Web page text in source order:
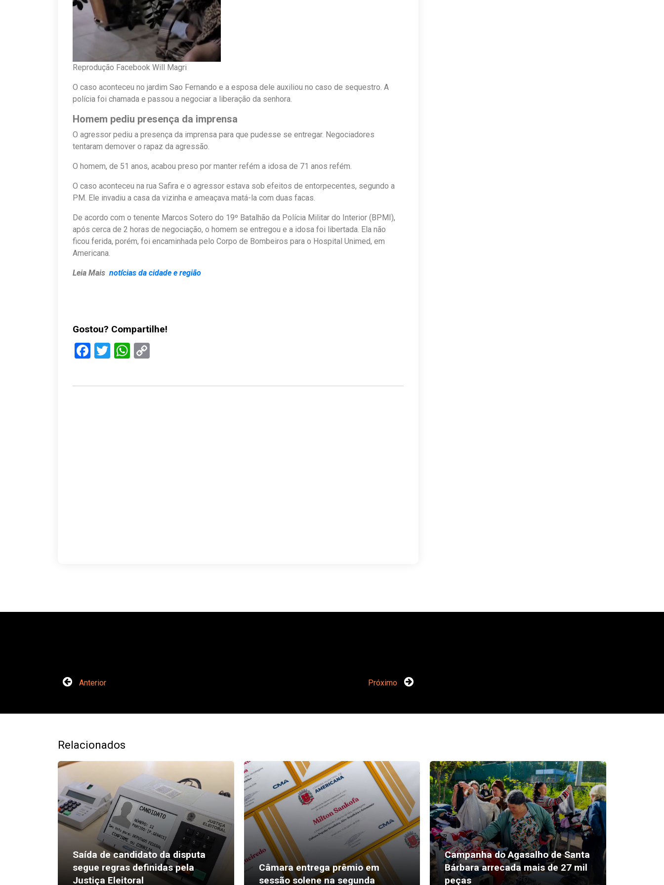
Reprodução Facebook Will Magri
O caso aconteceu no jardim Sao Fernando e a esposa dele auxiliou no caso de sequestro. A
polícia foi chamada e passou a negociar a liberação da senhora.
Homem pediu presença da imprensa
O agressor pediu a presença da imprensa para que pudesse se entregar. Negociadores
tentaram demover o rapaz da agressão.
O homem, de 51 anos, acabou preso por manter refém a idosa de 71 anos refém.
O caso aconteceu na rua Safira e o agressor estava sob efeitos de entorpecentes, segundo a
PM. Ele invadiu a casa da vizinha e ameaçava matá-la com duas facas.
De acordo com o tenente Marcos Sotero do 19º Batalhão da Polícia Militar do Interior (BPMI),
após cerca de 2 horas de negociação, o homem se entregou e a idosa foi libertada. Ela não
ficou ferida, porém, foi encaminhada pelo Corpo de Bombeiros para o Hospital Unimed, em
Americana.
Leia Mais notícias da cidade e região
Gostou? Compartilhe!
Facebook
TwitterWhatsApp
Anterior Próximo
Relacionados
Saída de candidato da disputa
segue regras definidas pela
Justiça Eleitoral
Câmara entrega prêmio em
sessão solene na segunda
Campanha do Agasalho de Santa
Bárbara arrecada mais de 27 mil
peças